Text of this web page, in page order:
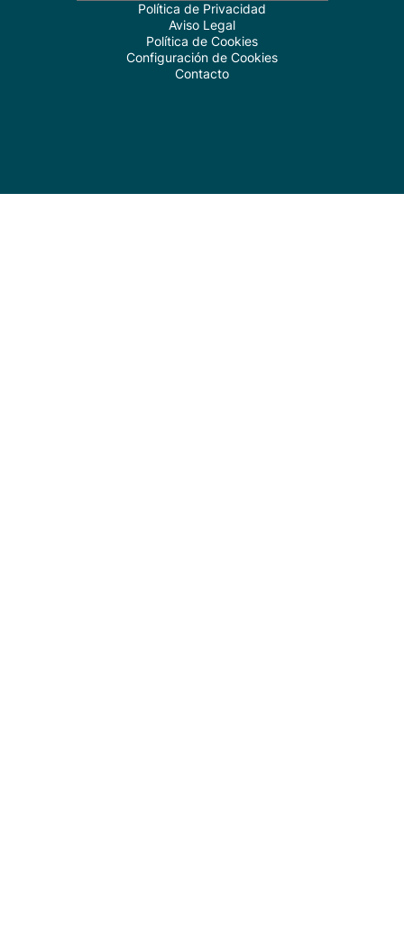
Política de Privacidad
Aviso Legal
Política de Cookies
Configuración de Cookies
Contacto